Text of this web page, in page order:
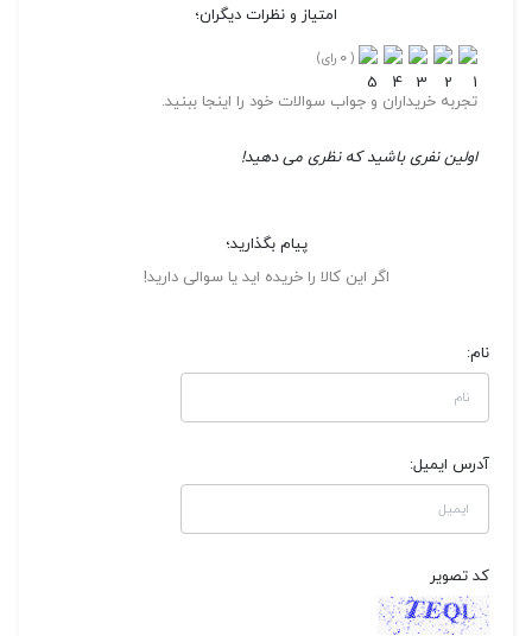
امتیاز و نظرات دیگران؛
(
0 رای)
تجربه خریداران و جواب سوالات خود را اینجا ببنید.
اولین نفری باشید که نظری می دهید!
پیام بگذارید؛
اگر این کالا را خریده اید یا سوالی دارید!
نام:
آدرس ایمیل:
کد تصویر